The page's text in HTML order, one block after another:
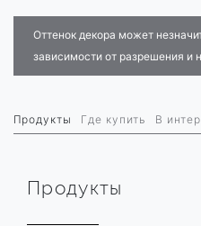
Оттенок декора может
зависимости от разрешения и
Продукты Где купить В
Продукты